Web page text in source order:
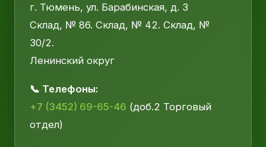
г. Тюмень, ул. Барабинская, д. 3
Склад, № 86. Склад, № 42. Склад, №
30/2.
Ленинский округ
📞 Телефоны:
+7 (3452) 69-65-46 (доб.2 Торговый
отдел)